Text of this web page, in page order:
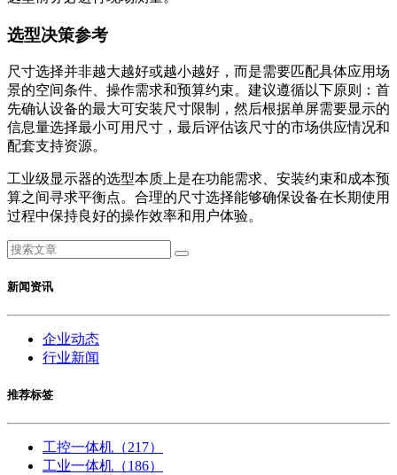
选型决策参考
尺寸选择并非越大越好或越小越好，而是需要匹配具体应用场
景的空间条件、操作需求和预算约束。建议遵循以下原则：首
先确认设备的最大可安装尺寸限制，然后根据单屏需要显示的
信息量选择最小可用尺寸，最后评估该尺寸的市场供应情况和
配套支持资源。
工业级显示器的选型本质上是在功能需求、安装约束和成本预
算之间寻求平衡点。合理的尺寸选择能够确保设备在长期使用
过程中保持良好的操作效率和用户体验。
新闻资讯
企业动态
行业新闻
推荐标签
工控一体机 （217）
工业一体机 （186）